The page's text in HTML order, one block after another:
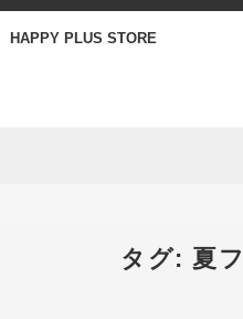
HAPPY PLUS STORE
タグ: 夏